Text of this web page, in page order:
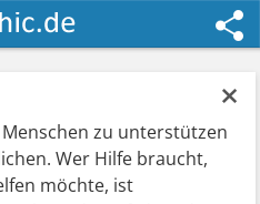
×
zu unterstützen
Wer Hilfe braucht,
möchte, ist